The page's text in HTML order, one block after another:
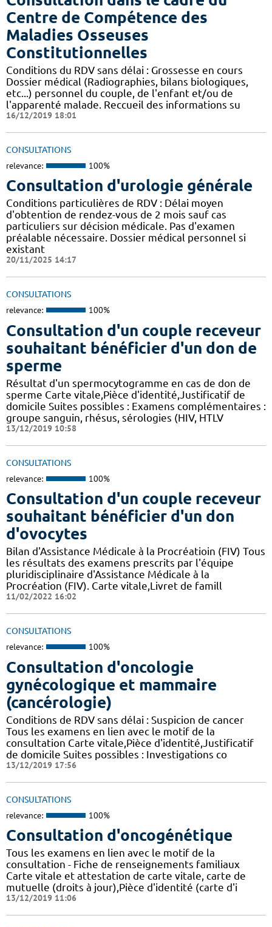
Centre de Compétence des
Maladies Osseuses
Constitutionnelles
Conditions du RDV sans délai : Grossesse en cours
Dossier médical (Radiographies, bilans biologiques,
etc...) personnel du couple, de l'enfant et/ou de
l'apparenté malade. Reccueil des informations su
16/12/2019 18:01
CONSULTATIONS
relevance: 100%
Consultation d'urologie générale
Conditions particulières de RDV : Délai moyen
d'obtention de rendez-vous de 2 mois sauf cas
particuliers sur décision médicale. Pas d'examen
préalable nécessaire. Dossier médical personnel si
existant
20/11/2025 14:17
CONSULTATIONS
relevance: 100%
Consultation d'un couple receveur
souhaitant bénéficier d'un don de
sperme
Résultat d'un spermocytogramme en cas de don de
sperme Carte vitale,Pièce d'identité,Justificatif de
domicile Suites possibles : Examens complémentaires :
groupe sanguin, rhésus, sérologies (HIV, HTLV
13/12/2019 10:58
CONSULTATIONS
relevance: 100%
Consultation d'un couple receveur
souhaitant bénéficier d'un don
d'ovocytes
Bilan d'Assistance Médicale à la Procréatioin (FIV) Tous
les résultats des examens prescrits par l'équipe
pluridisciplinaire d'Assistance Médicale à la
Procréation (FIV). Carte vitale,Livret de famill
11/02/2022 16:02
CONSULTATIONS
relevance: 100%
Consultation d'oncologie
gynécologique et mammaire
(cancérologie)
Conditions de RDV sans délai : Suspicion de cancer
Tous les examens en lien avec le motif de la
consultation Carte vitale,Pièce d'identité,Justificatif
de domicile Suites possibles : Investigations co
13/12/2019 17:56
CONSULTATIONS
relevance: 100%
Consultation d'oncogénétique
Tous les examens en lien avec le motif de la
consultation - Fiche de renseignements familiaux
Carte vitale et attestation de carte vitale, carte de
mutuelle (droits à jour),Pièce d'identité (carte d'i
13/12/2019 11:06